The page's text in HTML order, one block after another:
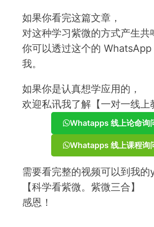
如果你看完这篇文章，
对这种学习紫微的方式产生共
你可以透过这个的
我。
如果你是认真想学应用的，
欢迎私讯我了解【一对一线上
Whatapps 线上论命询
Whatapps 线上课程询
需要看完整的视频可以到我的
【科学看紫微。紫微三合】
感恩！